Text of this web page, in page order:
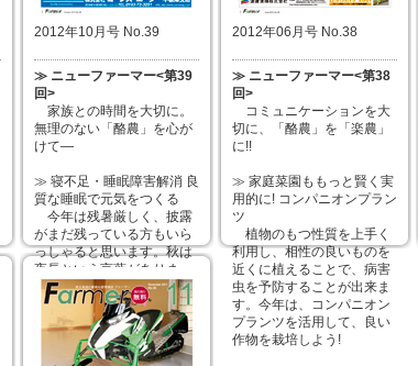
2012年10月号 No.39
≫ ニューファーマー<第39
回>
家族との時間を大切に。
無理のない「酪農」を心が
けて―
≫ 寝不足・睡眠障害解消 良
質な睡眠で元気をつくる
今年は残暑厳しく、披露
がまだ残っている方もいら
っしゃると思います。秋は
夜長という言葉がありま
す。夜を楽しむために読書
や趣味に時間を使いたくな
るのは分かりますが、たま
にはゆっくりと良質な睡眠
を取ってみませんか?
2012年06月号 No.38
≫ ニューファーマー<第38
回>
コミュニケーションを大
切に、「酪農」を「楽農」
に!!
≫ 家庭菜園ももっと賢く実
用的に! コンパニオンプラン
ツ
植物のもつ性質を上手く
利用し、相性の良いものを
近くに植えることで、病害
虫を予防することが出来ま
す。今年は、コンパニオン
プランツを活用して、良い
作物を栽培しよう!